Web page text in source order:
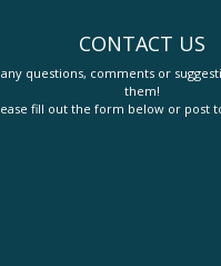
CONTACT US
questions, comments or
them!
fill out the form below or post